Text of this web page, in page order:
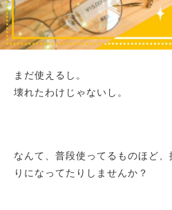
まだ使えるし。
壊れたわけじゃないし。
なんて、普段使ってるものほど
りになってたりしませんか？